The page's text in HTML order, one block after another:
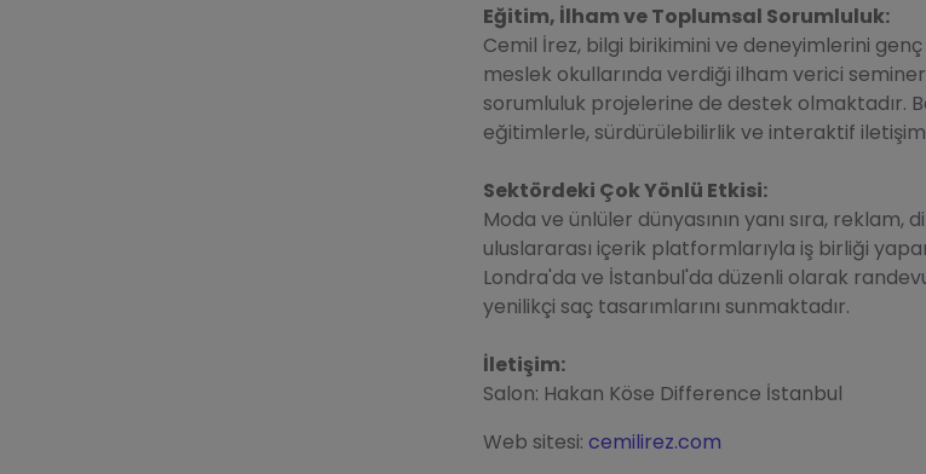
Eğitim, İlham ve Toplumsal Sorumluluk:
Cemil İrez, bilgi birikimini ve deneyimlerini
meslek okullarında verdiği ilham verici
sorumluluk projelerine de destek olmaktadır.
eğitimlerle, sürdürülebilirlik ve interaktif
Sektördeki Çok Yönlü Etkisi:
Moda ve ünlüler dünyasının yanı sıra,
uluslararası içerik platformlarıyla iş birliği
Londra'da ve İstanbul'da düzenli olarak
yenilikçi saç tasarımlarını sunmaktadır.
İletişim:
Salon: Hakan Köse Difference İstanbul
Web sitesi: cemilirez.com